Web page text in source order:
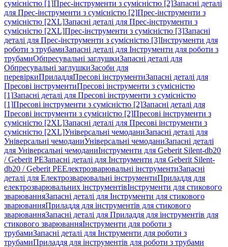
сумісністю [1]Прес-інструменти з сумісністю [2]Запасні деталі
для Прес-інструменти з сумісністю [2]Прес-інструменти з
сумісністю [2XL]Запасні деталі для Прес-інструменти з
сумісністю [2XL]Прес-інструменти з сумісністю [3]Запасні
деталі для Прес-інструменти з сумісністю [3]Інструменти для
роботи з трубамиЗапасні деталі для Інструменти для роботи з
трубамиОбпресувальні заглушкиЗапасні деталі для
Обпресувальні заглушкиЗасоби для
перевіркиПриладдяПресові інструментиЗапасні деталі для
Пресові інструментиПресові інструменти з сумісністю
[1]Запасні деталі для Пресові інструменти з сумісністю
[1]Пресові інструменти з сумісністю [2]Запасні деталі для
Пресові інструменти з сумісністю [2]Пресові інструменти з
сумісністю [2XL]Запасні деталі для Пресові інструменти з
сумісністю [2XL]Універсальні чемоданиЗапасні деталі для
Універсальні чемоданиУніверсальні чемоданиЗапасні деталі
для Універсальні чемоданиІнструменти для Geberit Silent-db20
/ Geberit PEЗапасні деталі для Інструменти для Geberit Silent-
db20 / Geberit PEЕлектрозварювальні інструментиЗапасні
деталі для Електрозварювальні інструментиПриладдя для
електрозварювальних інструментівІнструменти для стикового
зварюванняЗапасні деталі для Інструменти для стикового
зварюванняПриладдя для інструментів для стикового
зварюванняЗапасні деталі для Приладдя для інструментів для
стикового зварюванняІнструменти для роботи з
трубамиЗапасні деталі для Інструменти для роботи з
трубамиПриладдя для інструментів для роботи з трубами